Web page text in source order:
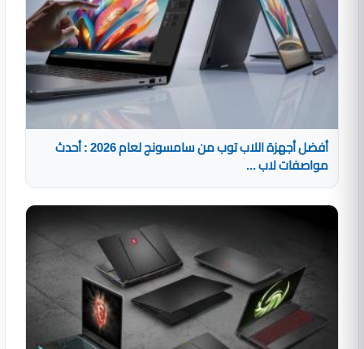
أفضل أجهزة اللاب توب من سامسونج لعام 2026 : أحدث
مواصفات لاب ...